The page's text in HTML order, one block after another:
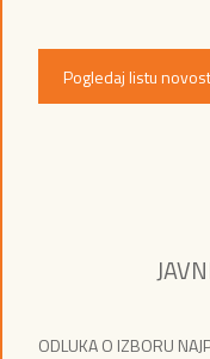
Pogledaj listu
ODLUKA O IZBORU